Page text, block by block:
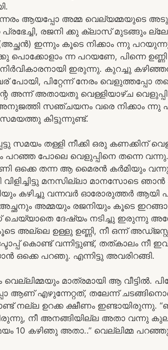
ആയപ്പോ അമ്മ വെല്യമ്മയുടെ
രജനി ക്കു ക്ലാസ് മുടങ്ങും
(അച്ഛൻ) ഇന്നും കൂടെ നിക്കാം ന്നു
പൊക്കോളാം ന്ന പറയണേ, പിന്നെ
നിർവികാരനായി ഇരുന്നു. കുറച്ചു
പോയി, പിറ്റേന്ന് നേരം വെളുത്തപ്പോ
അന്ന് അതായതു വെള്ളിയാഴ്ച
സഞ്ചയനം വരെ നിക്കാം ന്നു
കിട്ടുന്നുണ്ട്.
സമയം തള്ളി നീക്കി ഒരു കണക്കിന്
പോലെ വെളുപ്പിനെ തന്നെ
ഒക്കെ തന്ന ആ മൈരൻ കർമിയും
വിളിച്ചിട്ടു മനസില്ലാ മാനസോടെ
കഴിച്ചു വന്നവർ ഓരോരുത്തർ ആയി
അമ്മയും രജനിയും കൂടെ
ദേഷ്യം നടിച്ചു ഇരുന്നു
അല്ലെ ഉള്ളു ഉണ്ണി, നീ ഒന്ന്
കൊണ്ട് വന്നിട്ടുണ്ട്, തത്കാലം
ഒക്കെ പറഞു. എന്നിട്ടു അവരിറങ്ങി.
മാത്രമായി ആ വീട്ടിൽ.
ആണ് എഴുന്നേറ്റത്, തലേന്ന്
നല്ല ഉറക്ക ക്ഷീണം ഇണ്ടായിരുന്നു.
നീ അനങ്ങിയില്ല അതാ വന്നു
10 കഴിഞു അതാ..” വെല്ലിമ്മ